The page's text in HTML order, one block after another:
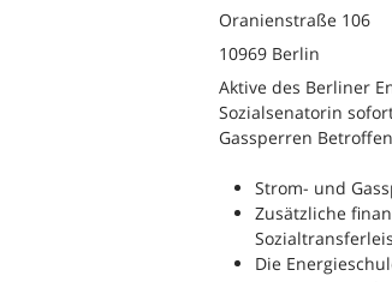
Oranienstraße 106
10969 Berlin
Aktive des Berliner
Sozialsenatorin
Gassperren
Strom- und
Zusätzliche
Die